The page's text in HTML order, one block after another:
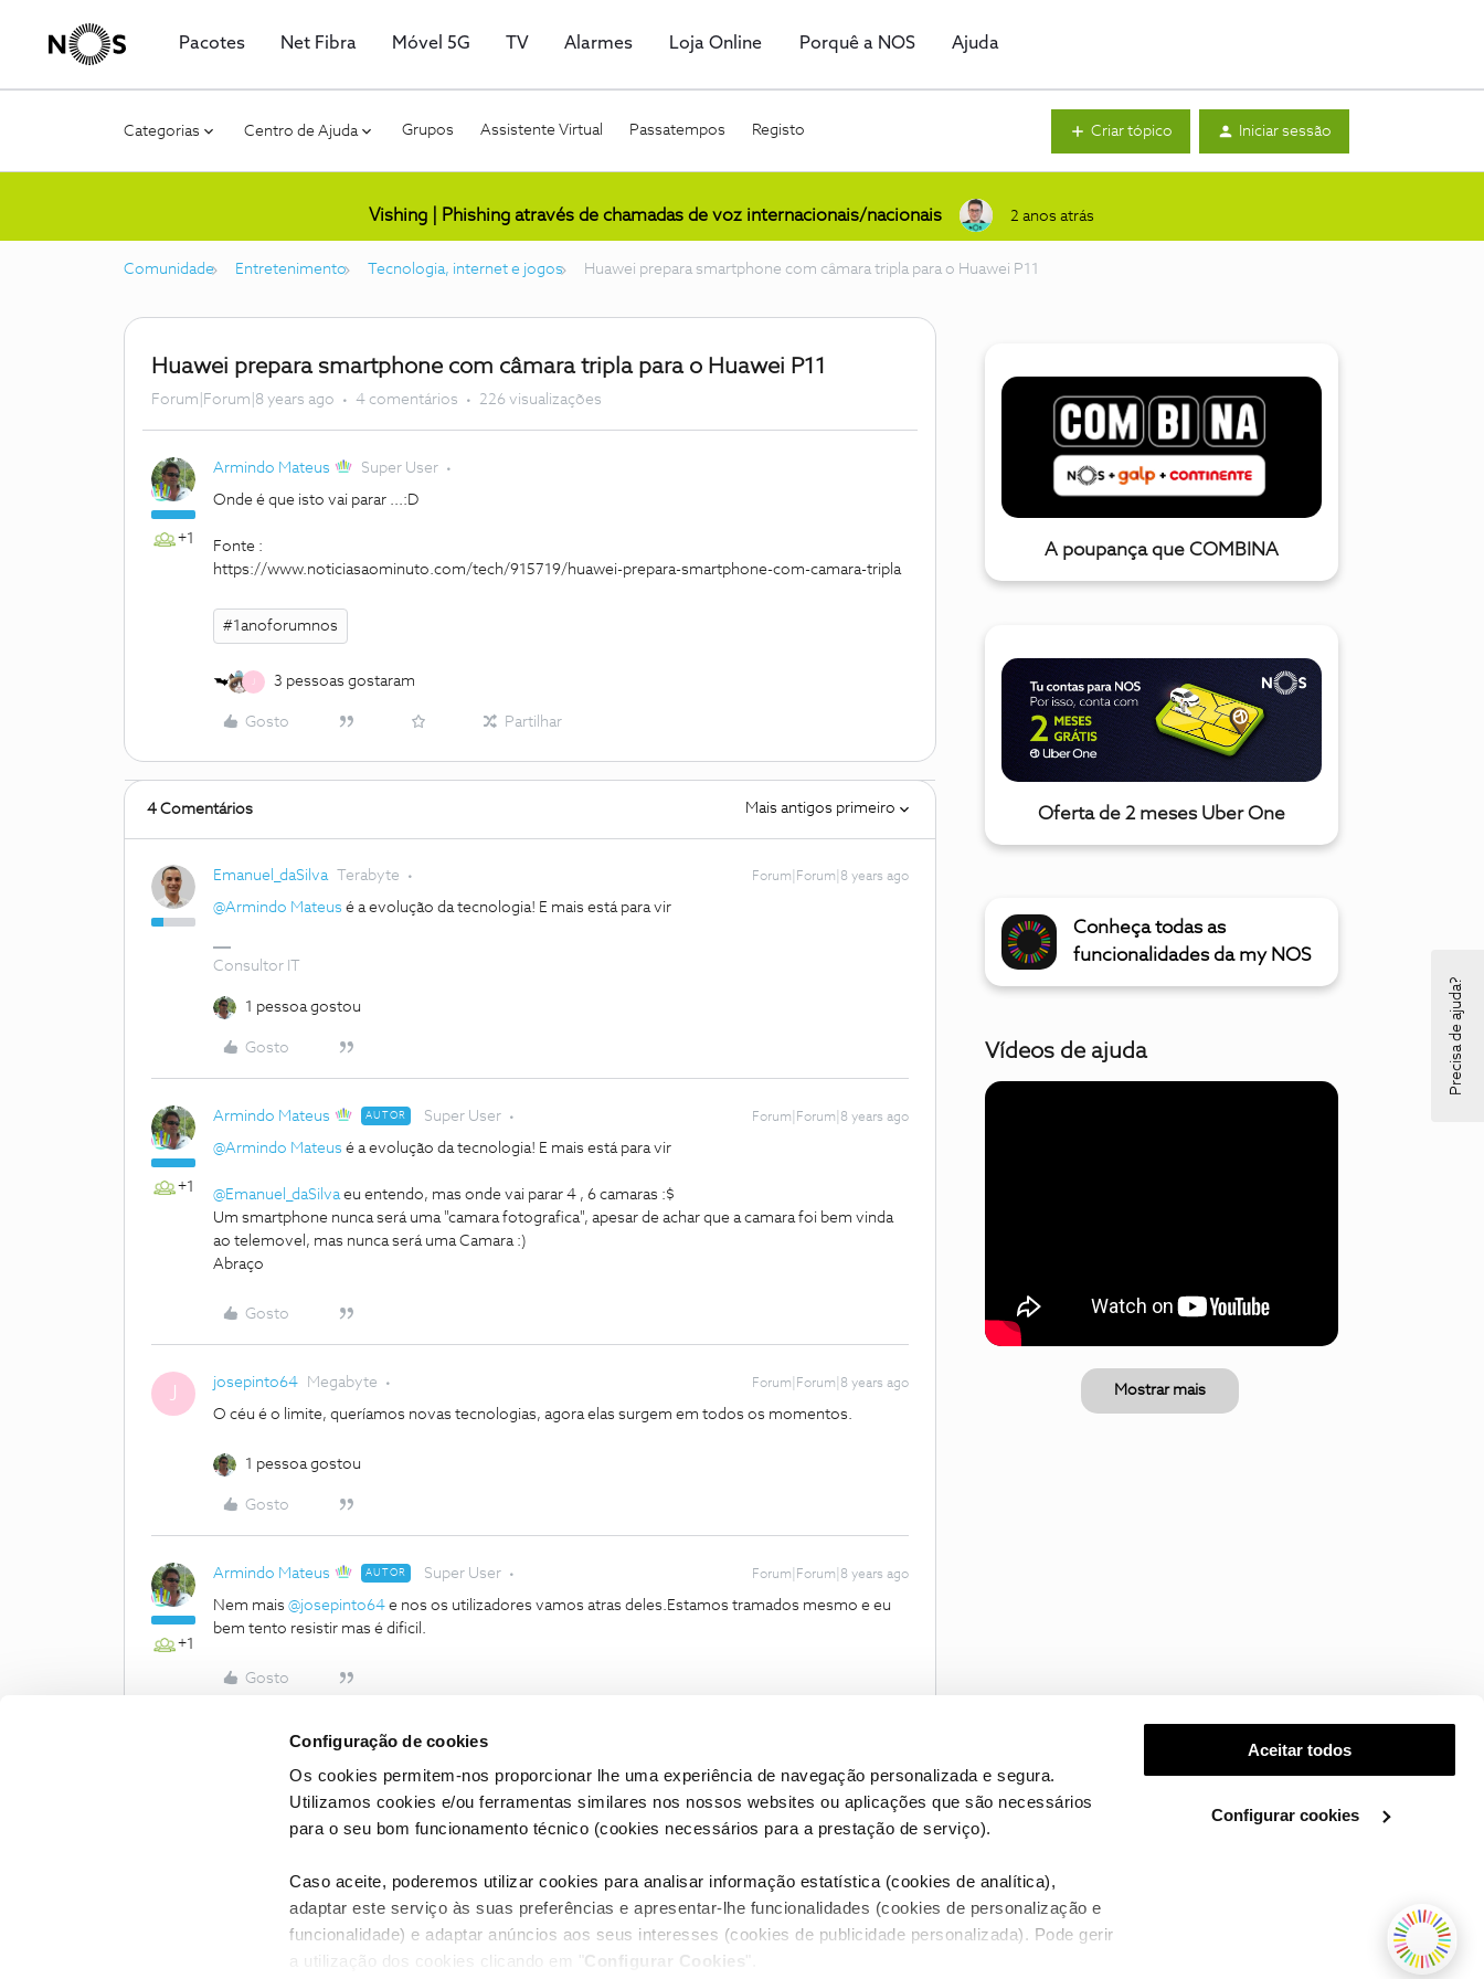
Configuração de cookies
Os cookies permitem-nos proporcionar lhe uma experiência de navegação personalizada e segura.
Utilizamos cookies e/ou ferramentas similares nos nossos websites ou aplicações que são necessários
para o seu bom funcionamento técnico (cookies necessários para a prestação de serviço).
Caso aceite, poderemos utilizar cookies para analisar informação estatística (cookies de analítica),
adaptar este serviço às suas preferências e apresentar-lhe funcionalidades (cookies de personalização e
funcionalidade) e adaptar anúncios aos seus interesses (cookies de publicidade personalizada). Pode gerir
a utilização dos cookies clicando em " Configurar Cookies ".
Aceitar todos
Configurar cookies
Pacotes Net Fibra Móvel 5G TV Alarmes Loja Online Porquê a NOS Ajuda
Categorias Centro de Ajuda Grupos Assistente Virtual Passatempos Registo Criar tópico Iniciar sessão
Vishing | Phishing através de chamadas de voz internacionais/nacionais 2 anos atrás
Comunidade Entretenimento Tecnologia, internet e jogos Huawei prepara smartphone com câmara tripla para o Huawei P11
Huawei prepara smartphone com câmara tripla para o Huawei P11
Forum|Forum|8 years ago 4 comentários 226 visualizações
+1
Armindo Mateus Super User
Onde é que isto vai parar ...:D
Fonte :
https://www.noticiasaominuto.com/tech/915719/huawei-prepara-smartphone-com-camara-tripla
#1anoforumnos
3 pessoas gostaram
Gosto Partilhar
4 Comentários Mais antigos primeiro
Emanuel_daSilva Terabyte Forum|Forum|8 years ago
@Armindo Mateus é a evolução da tecnologia! E mais está para vir
Consultor IT
1 pessoa gostou
Gosto
+1
Armindo Mateus AUTOR Super User Forum|Forum|8 years ago
@Armindo Mateus é a evolução da tecnologia! E mais está para vir
@Emanuel_daSilvaeu entendo, mas onde vai parar 4 , 6 camaras :$
Um smartphone nunca será uma "camara fotografica", apesar de achar que a camara foi bem vinda
ao telemovel, mas nunca será uma Camara :)
Abraço
Gosto
J josepinto64 Megabyte Forum|Forum|8 years ago
O céu é o limite, queríamos novas tecnologias, agora elas surgem em todos os momentos.
1 pessoa gostou
Gosto
+1
Armindo Mateus AUTOR Super User Forum|Forum|8 years ago
Nem mais @josepinto64 e nos os utilizadores vamos atras deles.Estamos tramados mesmo e eu
bem tento resistir mas é dificil.
Gosto
A poupança que COMBINA
Oferta de 2 meses Uber One
Conheça todas as
funcionalidades da my NOS
Vídeos de ajuda
Mostrar mais
Condições do Fórum NOS Accessibility statement
Precisa de ajuda?